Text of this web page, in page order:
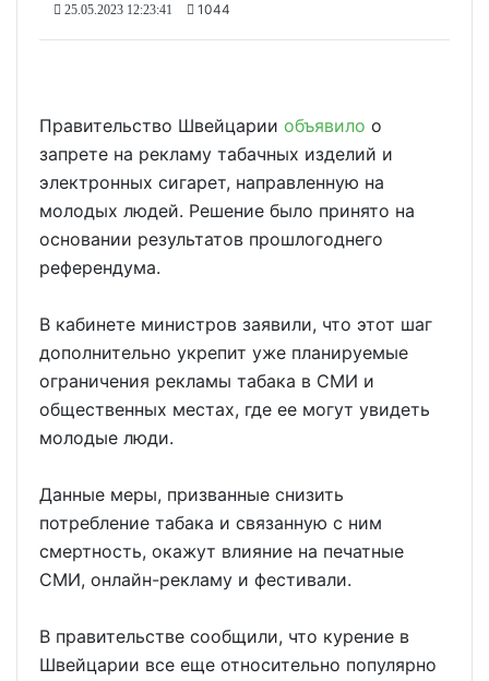
25.05.2023 12:23:41 1044
Правительство Швейцарии объявило о
запрете на рекламу табачных изделий и
электронных сигарет, направленную на
молодых людей. Решение было принято на
основании результатов прошлогоднего
референдума.
В кабинете министров заявили, что этот шаг
дополнительно укрепит уже планируемые
ограничения рекламы табака в СМИ и
общественных местах, где ее могут увидеть
молодые люди.
Данные меры, призванные снизить
потребление табака и связанную с ним
смертность, окажут влияние на печатные
СМИ, онлайн-рекламу и фестивали.
В правительстве сообщили, что курение в
Швейцарии все еще относительно популярно